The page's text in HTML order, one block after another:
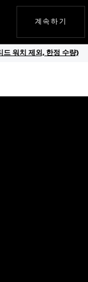
웹사이트에서
계속하기
드 워치 제외, 한정 수량)